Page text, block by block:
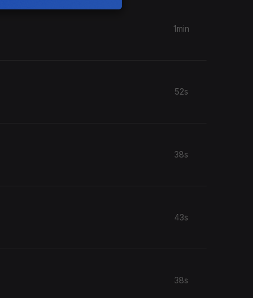
1min
52s
38s
43s
38s